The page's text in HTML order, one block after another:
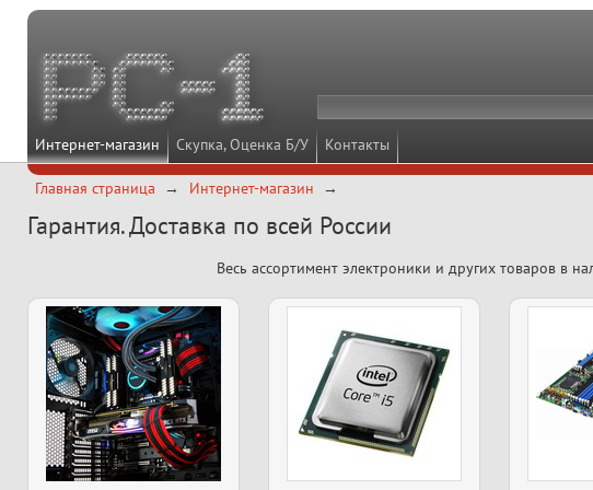
Интернет-магазин Скупка, Оценка Б/У Контакты
Главная страница Интернет-магазин
Гарантия. Доставка по всей России
Весь ассортимент электроники и других товаров в